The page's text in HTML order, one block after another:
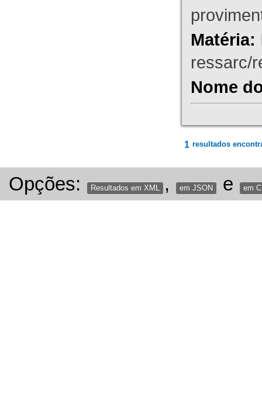
Matéria:
ressarc/
Nome
1 resultados
Opções: Resultados em XML , em JSON e em